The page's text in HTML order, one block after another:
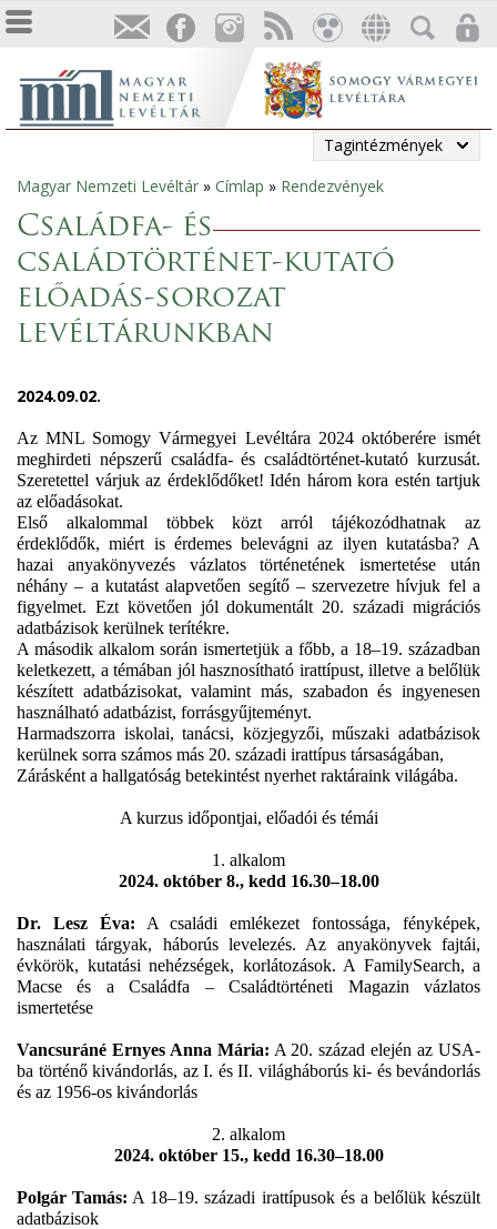
Tagintézmények
Jelenlegi
hely
Magyar Nemzeti Levéltár » Címlap » Rendezvények
Családfa- és
családtörténet-kutató
előadás-sorozat
levéltárunkban
2024.09.02.
Az MNL Somogy Vármegyei Levéltára 2024 októberére ismét
meghirdeti népszerű családfa- és családtörténet-kutató kurzusát.
Szeretettel várjuk az érdeklődőket! Idén három kora estén tartjuk
az előadásokat.
Első alkalommal többek közt arról tájékozódhatnak az
érdeklődők, miért is érdemes belevágni az ilyen kutatásba? A
hazai anyakönyvezés vázlatos történetének ismertetése után
néhány – a kutatást alapvetően segítő – szervezetre hívjuk fel a
figyelmet. Ezt követően jól dokumentált 20. századi migrációs
adatbázisok kerülnek terítékre.
A második alkalom során ismertetjük a főbb, a 18–19. században
keletkezett, a témában jól hasznosítható irattípust, illetve a belőlük
készített adatbázisokat, valamint más, szabadon és ingyenesen
használható adatbázist, forrásgyűjteményt.
Harmadszorra iskolai, tanácsi, közjegyzői, műszaki adatbázisok
kerülnek sorra számos más 20. századi irattípus társaságában,
Zárásként a hallgatóság betekintést nyerhet raktáraink világába.
A kurzus időpontjai, előadói és témái
1. alkalom
2024. október 8., kedd 16.30–18.00
Dr. Lesz Éva: Acsaládi emlékezet fontossága, fényképek,
használati tárgyak, háborús levelezés. Az anyakönyvek fajtái,
évkörök, kutatási nehézségek, korlátozások. A FamilySearch, a
Macse és a Családfa – Családtörténeti Magazin vázlatos
ismertetése
Vancsuráné Ernyes Anna Mária: A 20. század elején az USA-
ba történő kivándorlás, az I. és II. világháborús ki- és bevándorlás
és az 1956-os kivándorlás
2. alkalom
2024. október 15., kedd 16.30–18.00
Polgár Tamás: A 18–19. századi irattípusok és a belőlük készült
adatbázisok